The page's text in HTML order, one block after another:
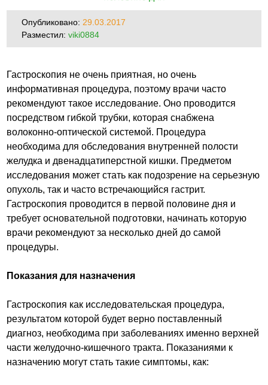
Опубликовано:29.03.2017
Разместил:viki0884
Гастроскопия не очень приятная, но очень
информативная процедура, поэтому врачи часто
рекомендуют такое исследование. Оно проводится
посредством гибкой трубки, которая снабжена
волоконно-оптической системой. Процедура
необходима для обследования внутренней полости
желудка и двенадцатиперстной кишки. Предметом
исследования может стать как подозрение на серьезную
опухоль, так и часто встречающийся гастрит.
Гастроскопия проводится в первой половине дня и
требует основательной подготовки, начинать которую
врачи рекомендуют за несколько дней до самой
процедуры.
Показания для назначения
Гастроскопия как исследовательская процедура,
результатом которой будет верно поставленный
диагноз, необходима при заболеваниях именно верхней
части желудочно-кишечного тракта. Показаниями к
назначению могут стать такие симптомы, как: